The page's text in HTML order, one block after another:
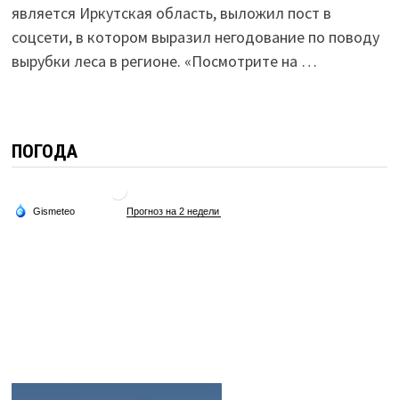
является Иркутская область, выложил пост в
соцсети, в котором выразил негодование по поводу
вырубки леса в регионе. «Посмотрите на …
ПОГОДА